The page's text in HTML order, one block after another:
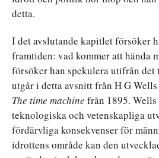
detta.
I det avslutande kapitlet försöker
framtiden: vad kommer att hända
försöker han spekulera utifrån det
utgår i detta avsnitt från H G
The time machine från 1895.
teknologiska och vetenskapliga
fördärvliga konsekvenser för
idrottens område kan den